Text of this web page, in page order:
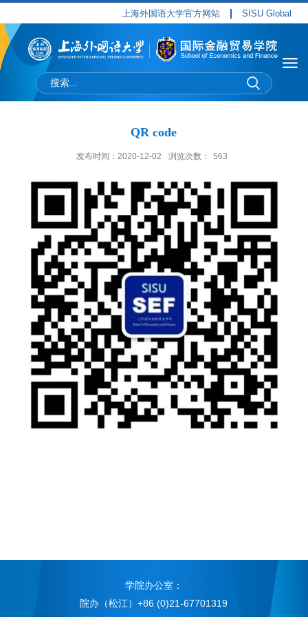
上海外国语大学官方网站 SISU Global
QR code
发布时间：2020-12-02 浏览次数： 563
学院办公室：
院办（松江）+86 (0)21-67701319